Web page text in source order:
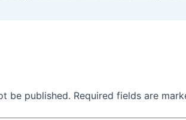
be published. Required fields are